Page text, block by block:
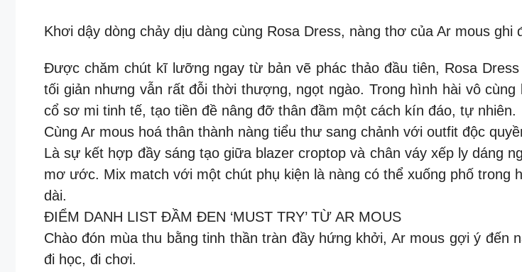
Khơi dậy dòng chảy dịu dàng cùng Rosa Dress, nàng thơ của Ar mous
Được chăm chút kĩ lưỡng ngay từ bản vẽ phác thảo đầu tiên, Rosa
tối giản nhưng vẫn rất đỗi thời thượng, ngọt ngào. Trong hình hài vô
cổ sơ mi tinh tế, tạo tiền đề nâng đỡ thân đầm một cách kín đáo, tự nhiên.
Cùng Ar mous hoá thân thành nàng tiểu thư sang chảnh với outfit độc
Là sự kết hợp đầy sáng tạo giữa blazer croptop và chân váy xếp ly dáng
mơ ước. Mix match với một chút phụ kiện là nàng có thể xuống phố
dài.
ĐIỂM DANH LIST ĐẦM ĐEN ‘MUST TRY’ TỪ AR MOUS
Chào đón mùa thu bằng tinh thần tràn đầy hứng khởi, Ar mous gợi ý đến
đi học, đi chơi.